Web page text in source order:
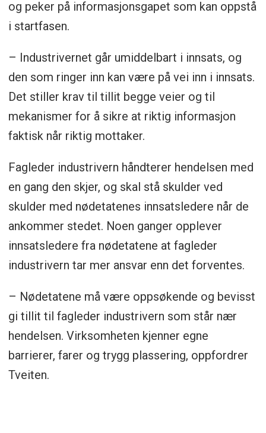
og peker på informasjonsgapet som kan oppstå
i startfasen.
– Industrivernet går umiddelbart i innsats, og
den som ringer inn kan være på vei inn i innsats.
Det stiller krav til tillit begge veier og til
mekanismer for å sikre at riktig informasjon
faktisk når riktig mottaker.
Fagleder industrivern håndterer hendelsen med
en gang den skjer, og skal stå skulder ved
skulder med nødetatenes innsatsledere når de
ankommer stedet. Noen ganger opplever
innsatsledere fra nødetatene at fagleder
industrivern tar mer ansvar enn det forventes.
– Nødetatene må være oppsøkende og bevisst
gi tillit til fagleder industrivern som står nær
hendelsen. Virksomheten kjenner egne
barrierer, farer og trygg plassering, oppfordrer
Tveiten.